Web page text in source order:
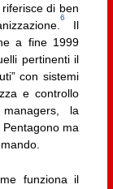
di ben
6
Il
a fine 1999
pertinenti il
con sistemi
e controllo
la
ma
funziona il